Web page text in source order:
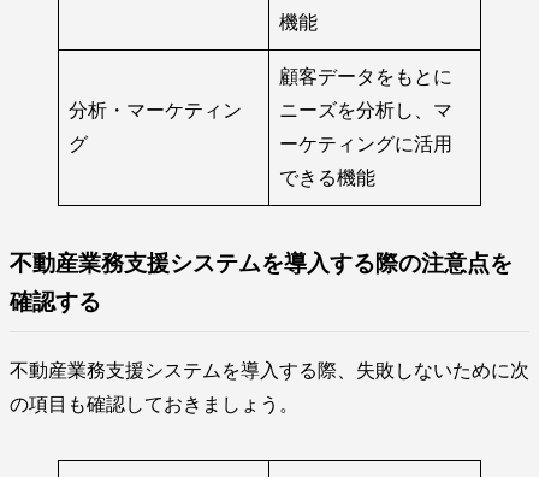
機能
分析・マーケティン
グ
顧客データをもとに
ニーズを分析し、マ
ーケティングに活用
できる機能
不動産業務支援システムを導入する際の注意点を
確認する
不動産業務支援システムを導入する際、失敗しないために次
の項目も確認しておきましょう。